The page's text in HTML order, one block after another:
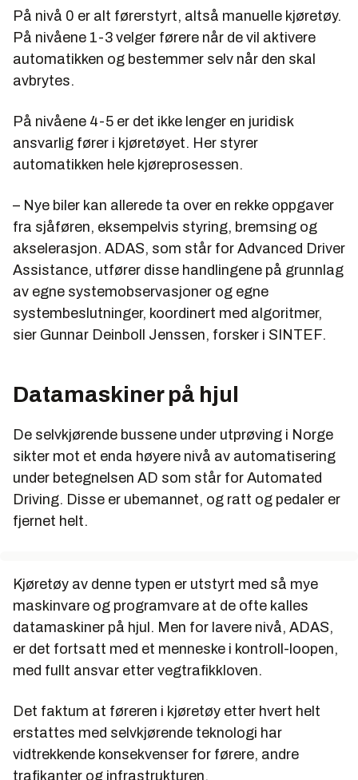
På nivå 0 er alt førerstyrt, altså manuelle kjøretøy.
På nivåene 1-3 velger førere når de vil aktivere
automatikken og bestemmer selv når den skal
avbrytes.
På nivåene 4-5 er det ikke lenger en juridisk
ansvarlig fører i kjøretøyet. Her styrer
automatikken hele kjøreprosessen.
– Nye biler kan allerede ta over en rekke oppgaver
fra sjåføren, eksempelvis styring, bremsing og
akselerasjon. ADAS, som står for Advanced Driver
Assistance, utfører disse handlingene på grunnlag
av egne systemobservasjoner og egne
systembeslutninger, koordinert med algoritmer,
sier Gunnar Deinboll Jenssen, forsker i SINTEF.
Datamaskiner på hjul
De selvkjørende bussene under utprøving i Norge
sikter mot et enda høyere nivå av automatisering
under betegnelsen AD som står for Automated
Driving. Disse er ubemannet, og ratt og pedaler er
fjernet helt.
Kjøretøy av denne typen er utstyrt med så mye
maskinvare og programvare at de ofte kalles
datamaskiner på hjul. Men for lavere nivå, ADAS,
er det fortsatt med et menneske i kontroll-loopen,
med fullt ansvar etter vegtrafikkloven.
Det faktum at føreren i kjøretøy etter hvert helt
erstattes med selvkjørende teknologi har
vidtrekkende konsekvenser for førere, andre
trafikanter og infrastrukturen.